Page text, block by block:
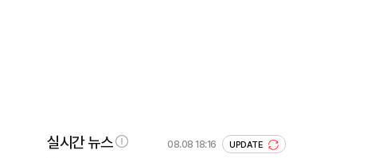
실시간 뉴스 08.08 18:16 UPDATE